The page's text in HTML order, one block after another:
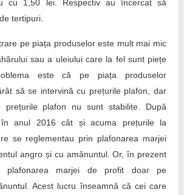
cu 1,50 lei. Respectiv au încercat să
tertipuri.
pe piața produselor este mult mai mic
sau a uleiului care la fel sunt piețe
este că pe piața produselor
să se intervină cu prețurile plafon, dar
prețurile plafon nu sunt stabilite. După
în anul 2016 cât și acuma prețurile la
se reglementau prin plafonarea marjei
angro și cu amânuntul. Or, în prezent
plafonarea marjei de profit doar pe
Acest lucru înseamnă că cei care